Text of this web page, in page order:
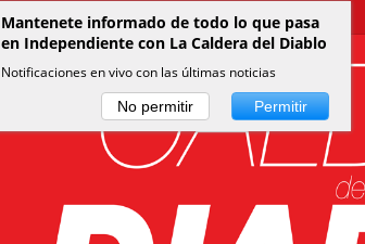
Mantenete informado de todo lo que pasa
en Independiente con La Caldera del Diablo
Notificaciones en vivo con las últimas noticias
No permitir Permitir